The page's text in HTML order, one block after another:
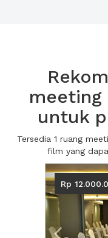
untuk
Tersedia 1 ruang
film yang
Previous
Rp